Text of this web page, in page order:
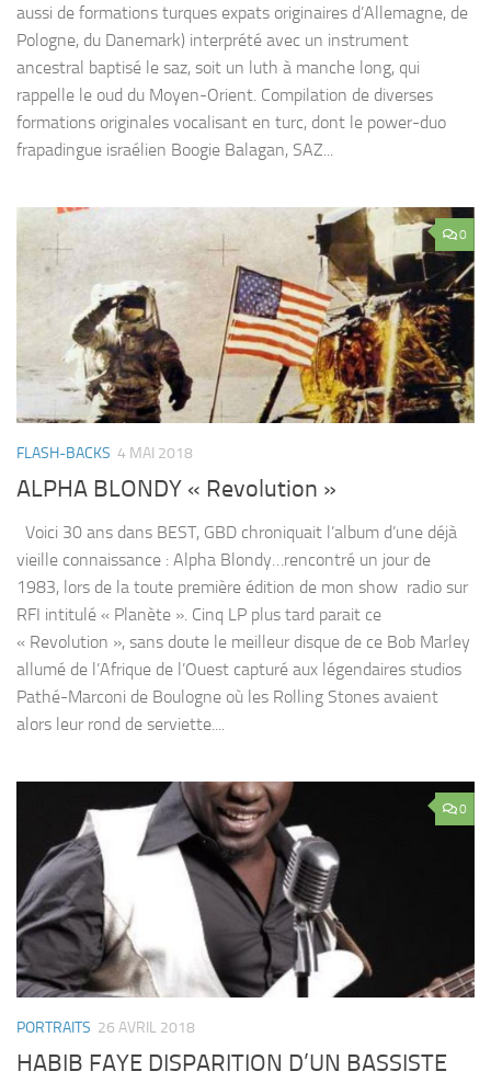
aussi de formations turques expats originaires d’Allemagne, de
Pologne, du Danemark) interprété avec un instrument
ancestral baptisé le saz, soit un luth à manche long, qui
rappelle le oud du Moyen-Orient. Compilation de diverses
formations originales vocalisant en turc, dont le power-duo
frapadingue israélien Boogie Balagan, SAZ...
0
FLASH-BACKS 4 MAI 2018
ALPHA BLONDY « Revolution »
Voici 30 ans dans BEST, GBD chroniquait l’album d’une déjà
vieille connaissance : Alpha Blondy…rencontré un jour de
1983, lors de la toute première édition de mon show radio sur
RFI intitulé « Planète ». Cinq LP plus tard parait ce
« Revolution », sans doute le meilleur disque de ce Bob Marley
allumé de l’Afrique de l’Ouest capturé aux légendaires studios
Pathé-Marconi de Boulogne où les Rolling Stones avaient
alors leur rond de serviette....
0
PORTRAITS 26 AVRIL 2018
HABIB FAYE DISPARITION D’UN BASSISTE